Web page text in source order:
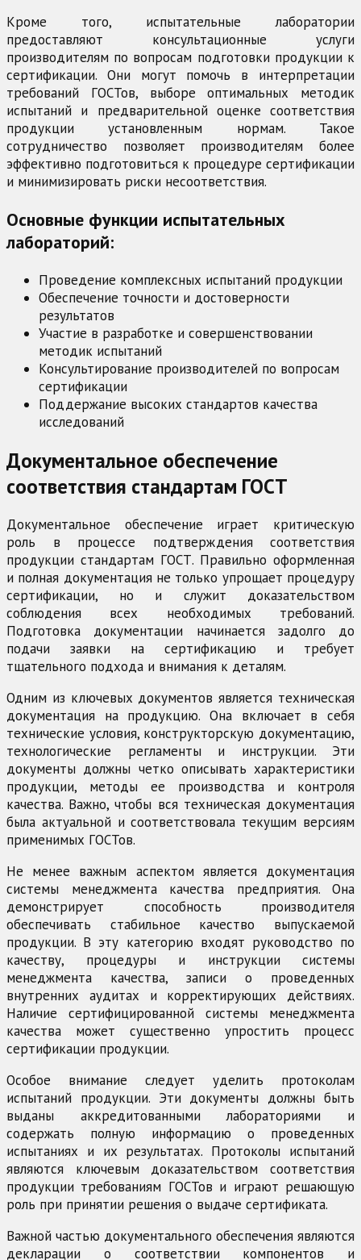
Кроме того, испытательные лаборатории
предоставляют консультационные услуги
производителям по вопросам подготовки продукции к
сертификации. Они могут помочь в интерпретации
требований ГОСТов, выборе оптимальных методик
испытаний и предварительной оценке соответствия
продукции установленным нормам. Такое
сотрудничество позволяет производителям более
эффективно подготовиться к процедуре сертификации
и минимизировать риски несоответствия.
Основные функции испытательных
лабораторий:
Проведение комплексных испытаний продукции
Обеспечение точности и достоверности
результатов
Участие в разработке и совершенствовании
методик испытаний
Консультирование производителей по вопросам
сертификации
Поддержание высоких стандартов качества
исследований
Документальное обеспечение
соответствия стандартам ГОСТ
Документальное обеспечение играет критическую
роль в процессе подтверждения соответствия
продукции стандартам ГОСТ. Правильно оформленная
и полная документация не только упрощает процедуру
сертификации, но и служит доказательством
соблюдения всех необходимых требований.
Подготовка документации начинается задолго до
подачи заявки на сертификацию и требует
тщательного подхода и внимания к деталям.
Одним из ключевых документов является техническая
документация на продукцию. Она включает в себя
технические условия, конструкторскую документацию,
технологические регламенты и инструкции. Эти
документы должны четко описывать характеристики
продукции, методы ее производства и контроля
качества. Важно, чтобы вся техническая документация
была актуальной и соответствовала текущим версиям
применимых ГОСТов.
Не менее важным аспектом является документация
системы менеджмента качества предприятия. Она
демонстрирует способность производителя
обеспечивать стабильное качество выпускаемой
продукции. В эту категорию входят руководство по
качеству, процедуры и инструкции системы
менеджмента качества, записи о проведенных
внутренних аудитах и корректирующих действиях.
Наличие сертифицированной системы менеджмента
качества может существенно упростить процесс
сертификации продукции.
Особое внимание следует уделить протоколам
испытаний продукции. Эти документы должны быть
выданы аккредитованными лабораториями и
содержать полную информацию о проведенных
испытаниях и их результатах. Протоколы испытаний
являются ключевым доказательством соответствия
продукции требованиям ГОСТов и играют решающую
роль при принятии решения о выдаче сертификата.
Важной частью документального обеспечения являются
декларации о соответствии компонентов и